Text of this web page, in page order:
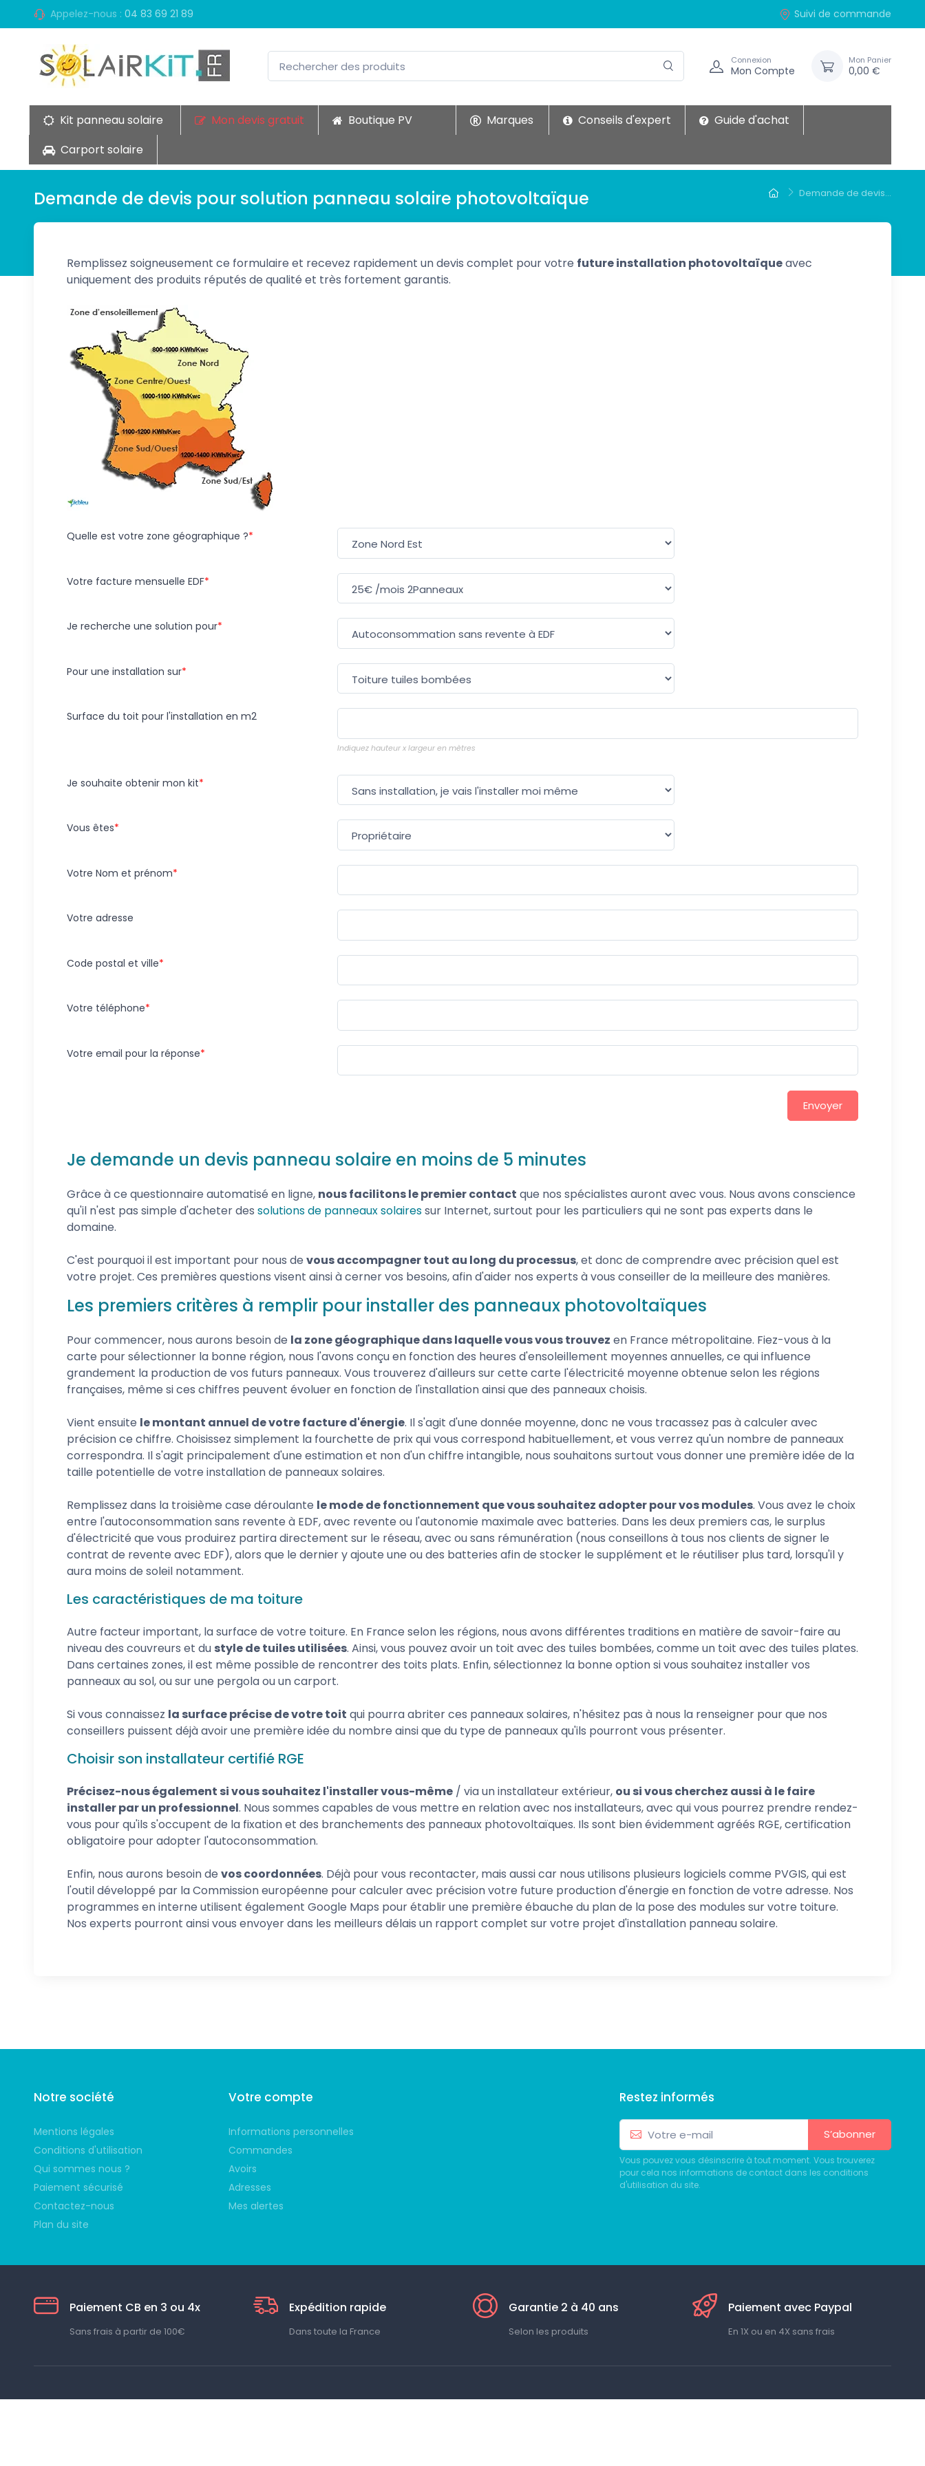
Appelez-nous : 04 83 69 21 89 Suivi de commande
Connexion
Mon Compte
Mon Panier
0,00 €
Kit panneau solaire Mon devis gratuit Boutique PV Marques Conseils d'expert
Guide d'achat
Carport solaire
Demande de devis...
Demande de devis pour solution panneau solaire photovoltaïque
Remplissez soigneusement ce formulaire et recevez rapidement un devis complet pour votre future installation photovoltaïqueavec
uniquement des produits réputés de qualité et très fortement garantis.
Quelle est votre zone géographique ?
Votre facture mensuelle EDF
Je recherche une solution pour
Pour une installation sur
Surface du toit pour l'installation en m2
Indiquez hauteur x largeur en mètres
Je souhaite obtenir mon kit
Vous êtes
Votre Nom et prénom
Votre adresse
Code postal et ville
Votre téléphone
Votre email pour la réponse
Envoyer
Je demande un devis panneau solaire en moins de 5 minutes
Grâce à ce questionnaire automatisé en ligne, nous facilitons le premier contact que nos spécialistes auront avec vous. Nous avons conscience
qu'il n'est pas simple d'acheter des solutions de panneaux solairessur Internet, surtout pour les particuliers qui ne sont pas experts dans le
domaine.
C'est pourquoi il est important pour nous de vous accompagner tout au long du processus, et donc de comprendre avec précision quel est
votre projet. Ces premières questions visent ainsi à cerner vos besoins, afin d'aider nos experts à vous conseiller de la meilleure des manières.
Les premiers critères à remplir pour installer des panneaux photovoltaïques
Pour commencer, nous aurons besoin de la zone géographique dans laquelle vous vous trouvez en France métropolitaine. Fiez-vous à la
carte pour sélectionner la bonne région, nous l'avons conçu en fonction des heures d'ensoleillement moyennes annuelles, ce qui influence
grandement la production de vos futurs panneaux. Vous trouverez d'ailleurs sur cette carte l'électricité moyenne obtenue selon les régions
françaises, même si ces chiffres peuvent évoluer en fonction de l'installation ainsi que des panneaux choisis.
Vient ensuite le montant annuel de votre facture d'énergie. Il s'agit d'une donnée moyenne, donc ne vous tracassez pas à calculer avec
précision ce chiffre. Choisissez simplement la fourchette de prix qui vous correspond habituellement, et vous verrez qu'un nombre de panneaux
correspondra. Il s'agit principalement d'une estimation et non d'un chiffre intangible, nous souhaitons surtout vous donner une première idée de la
taille potentielle de votre installation de panneaux solaires.
Remplissez dans la troisième case déroulante le mode de fonctionnement que vous souhaitez adopter pour vos modules. Vous avez le choix
entre l'autoconsommation sans revente à EDF, avec revente ou l'autonomie maximale avec batteries. Dans les deux premiers cas, le surplus
d'électricité que vous produirez partira directement sur le réseau, avec ou sans rémunération (nous conseillons à tous nos clients de signer le
contrat de revente avec EDF), alors que le dernier y ajoute une ou des batteries afin de stocker le supplément et le réutiliser plus tard, lorsqu'il y
aura moins de soleil notamment.
Les caractéristiques de ma toiture
Autre facteur important, la surface de votre toiture. En France selon les régions, nous avons différentes traditions en matière de savoir-faire au
niveau des couvreurs et du style de tuiles utilisées. Ainsi, vous pouvez avoir un toit avec des tuiles bombées, comme un toit avec des tuiles plates.
Dans certaines zones, il est même possible de rencontrer des toits plats. Enfin, sélectionnez la bonne option si vous souhaitez installer vos
panneaux au sol, ou sur une pergola ou un carport.
Si vous connaissez la surface précise de votre toit qui pourra abriter ces panneaux solaires, n'hésitez pas à nous la renseigner pour que nos
conseillers puissent déjà avoir une première idée du nombre ainsi que du type de panneaux qu'ils pourront vous présenter.
Choisir son installateur certifié RGE
Précisez-nous également si vous souhaitez l'installer vous-même/ via un installateur extérieur, ou si vous cherchez aussi à le faire
installer par un professionnel. Nous sommes capables de vous mettre en relation avec nos installateurs, avec qui vous pourrez prendre rendez-
vous pour qu'ils s'occupent de la fixation et des branchements des panneaux photovoltaïques. Ils sont bien évidemment agréés RGE, certification
obligatoire pour adopter l'autoconsommation.
Enfin, nous aurons besoin de vos coordonnées. Déjà pour vous recontacter, mais aussi car nous utilisons plusieurs logiciels comme PVGIS, qui est
l'outil développé par la Commission européenne pour calculer avec précision votre future production d'énergie en fonction de votre adresse. Nos
programmes en interne utilisent également Google Maps pour établir une première ébauche du plan de la pose des modules sur votre toiture.
Nos experts pourront ainsi vous envoyer dans les meilleurs délais un rapport complet sur votre projet d'installation panneau solaire.
Notre société
Mentions légales
Conditions d'utilisation
Qui sommes nous ?
Paiement sécurisé
Contactez-nous
Plan du site
Votre compte
Informations personnelles
Commandes
Avoirs
Adresses
Mes alertes
Restez informés
S’abonner
Vous pouvez vous désinscrire à tout moment. Vous trouverez
pour cela nos informations de contact dans les conditions
d'utilisation du site.
Paiement CB en 3 ou 4x
Sans frais à partir de 100€
Expédition rapide
Dans toute la France
Garantie 2 à 40 ans
Selon les produits
Paiement avec Paypal
En 1X ou en 4X sans frais